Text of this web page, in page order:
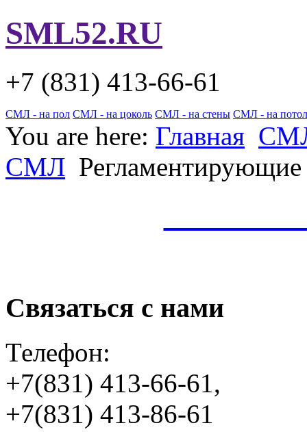
SML52.RU
+7 (831) 413-66-61
СМЛ - на пол СМЛ - на цоколь СМЛ - на стены СМЛ - на
You are here: Главная
СМЛ
Связаться с нами
Телефон:
+7(831) 413-66-61,
+7(831) 413-86-61